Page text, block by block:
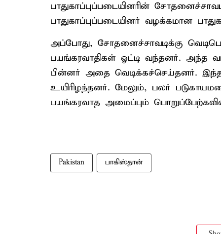
பாதுகாப்புப்படையினரின்
பாதுகாப்புப்படையினர் வழக்கமான
அப்போது, சோதனைச்சாவடிக்கு
பயங்கரவாதிகள் ஓட்டி வந்தனர். அந்த
பின்னர் அதை வெடிக்கச்செய்தனர். இந்த
உயிரிழந்தனர். மேலும், பலர்
பயங்கரவாத அமைப்பும்
Pakistan பாகிஸ்தான்